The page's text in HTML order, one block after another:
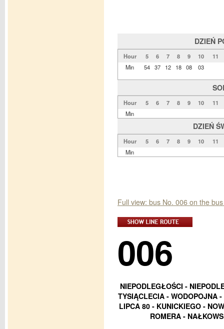
DZIEŃ
Hour 5 6 7 8 9 10
11
Min
54 37 12 18 08 03
Hour 5 6 7 8 9 10
11
Min
DZIEŃ
Hour 5 6 7 8 9 10
11
Min
Full view: bus No. 006 on the
006
NIEPODLEGŁOŚCI -
TYSIĄCLECIA - WODOPOJNA
LIPCA 80 - KUNICKIEGO -
ROMERA -